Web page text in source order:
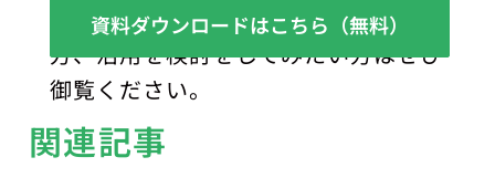
XRとAIの統合についてご興味のある
方、活用を検討をしてみたい方はぜひ
御覧ください。
資料ダウンロードはこちら（無料）
関連記事